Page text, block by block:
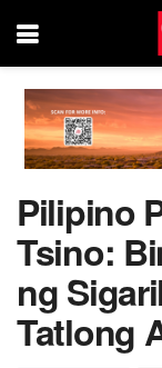
Pilipino
Tsino:
ng
Tatlong